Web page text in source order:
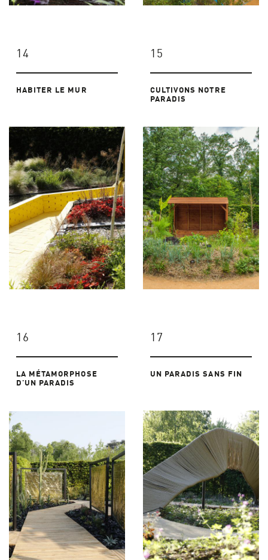
14
HABITER LE MUR
15
CULTIVONS NOTRE
PARADIS
16
LA MÉTAMORPHOSE
D'UN PARADIS
17
UN PARADIS SANS FIN